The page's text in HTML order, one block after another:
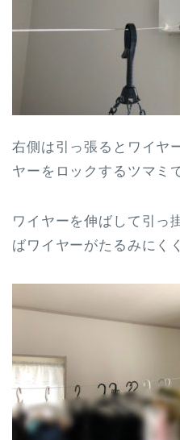
右側は引っ張るとワイヤ
ヤーをロックするツマミ
ワイヤーを伸ばして引っ
ばワイヤーがたるみにく